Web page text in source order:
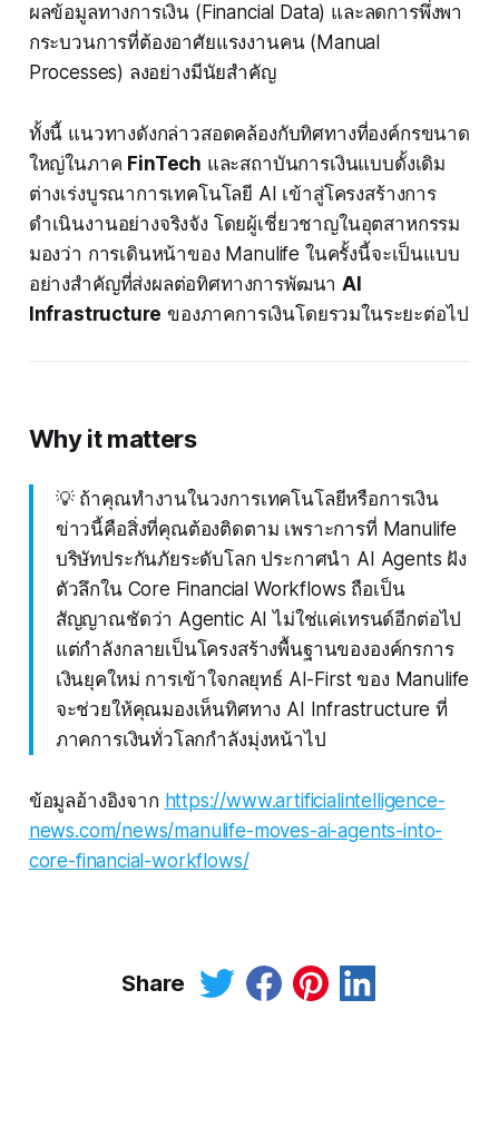
ผลข้อมูลทางการเงิน (Financial Data) และลดการพึ่งพา
กระบวนการที่ต้องอาศัยแรงงานคน (Manual
Processes) ลงอย่างมีนัยสำคัญ
ทั้งนี้ แนวทางดังกล่าวสอดคล้องกับทิศทางที่องค์กรขนาด
ใหญ่ในภาค FinTech และสถาบันการเงินแบบดั้งเดิม
ต่างเร่งบูรณาการเทคโนโลยี AI เข้าสู่โครงสร้างการ
ดำเนินงานอย่างจริงจัง โดยผู้เชี่ยวชาญในอุตสาหกรรม
มองว่า การเดินหน้าของ Manulife ในครั้งนี้จะเป็นแบบ
อย่างสำคัญที่ส่งผลต่อทิศทางการพัฒนาAI
Infrastructure ของภาคการเงินโดยรวมในระยะต่อไป
Why it matters
💡 ถ้าคุณทำงานในวงการเทคโนโลยีหรือการเงิน
ข่าวนี้คือสิ่งที่คุณต้องติดตาม เพราะการที่ Manulife
บริษัทประกันภัยระดับโลก ประกาศนำ AI Agents ฝัง
ตัวลึกใน Core Financial Workflows ถือเป็น
สัญญาณชัดว่า Agentic AI ไม่ใช่แค่เทรนด์อีกต่อไป
แต่กำลังกลายเป็นโครงสร้างพื้นฐานขององค์กรการ
เงินยุคใหม่ การเข้าใจกลยุทธ์ AI-First ของ Manulife
จะช่วยให้คุณมองเห็นทิศทาง AI Infrastructure ที่
ภาคการเงินทั่วโลกกำลังมุ่งหน้าไป
ข้อมูลอ้างอิงจาก https://www.artificialintelligence-
news.com/news/manulife-moves-ai-agents-into-
core-financial-workflows/
Share